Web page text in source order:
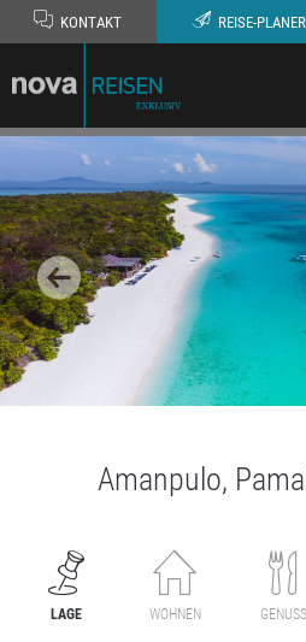
KONTAKT REISE-PLANER
Amanpulo,
LAGE WOHNEN GENUSS